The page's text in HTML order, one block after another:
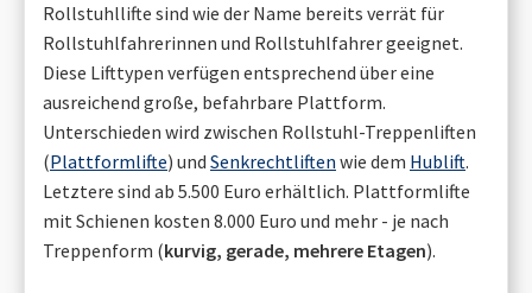
Rollstuhllifte sind wie der Name bereits verrät für
Rollstuhlfahrerinnen und Rollstuhlfahrer geeignet.
Diese Lifttypen verfügen entsprechend über eine
ausreichend große, befahrbare Plattform.
Unterschieden wird zwischen Rollstuhl-Treppenliften
(Plattformlifte) und Senkrechtliften wie dem Hublift.
Letztere sind ab 5.500 Euro erhältlich. Plattformlifte
mit Schienen kosten 8.000 Euro und mehr - je nach
Treppenform (kurvig, gerade, mehrere Etagen).